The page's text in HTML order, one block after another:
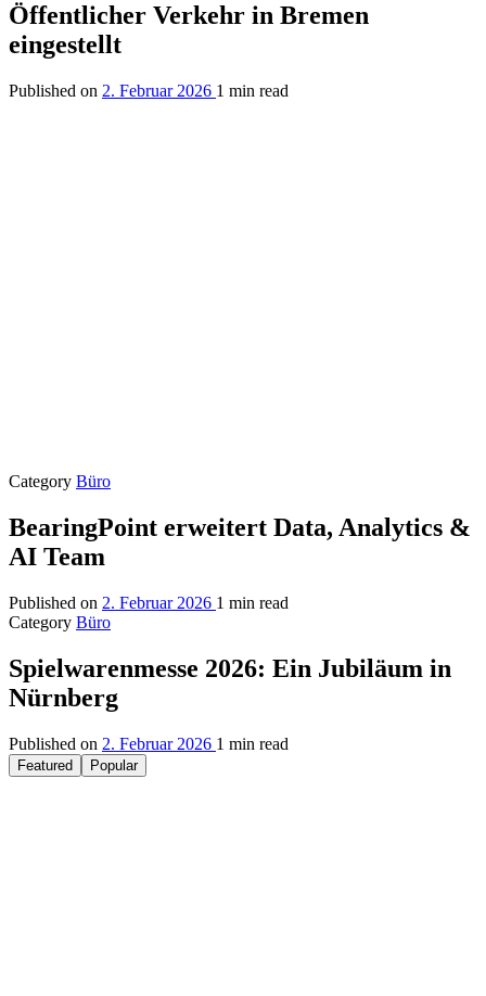
Öffentlicher Verkehr in Bremen
eingestellt
Published on 2. Februar 2026 1 min read
Category Büro
BearingPoint erweitert Data, Analytics &
AI Team
Published on 2. Februar 2026 1 min read
Category Büro
Spielwarenmesse 2026: Ein Jubiläum in
Nürnberg
Published on 2. Februar 2026 1 min read
Featured Popular